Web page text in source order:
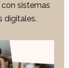
sistemas
digitales.